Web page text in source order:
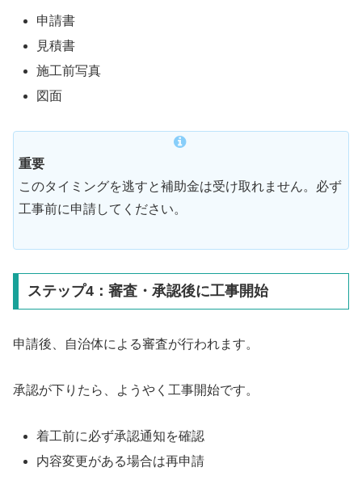
申請書
見積書
施工前写真
図面
重要
このタイミングを逃すと補助金は受け取れません。必ず
工事前に申請してください。
ステップ4：審査・承認後に工事開始
申請後、自治体による審査が行われます。
承認が下りたら、ようやく工事開始です。
着工前に必ず承認通知を確認
内容変更がある場合は再申請